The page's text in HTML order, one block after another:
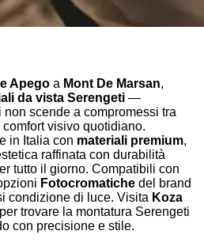
Apego a Mont De Marsan,
da vista Serengeti —
scende a compromessi tra
comfort visivo quotidiano.
in Italia con materiali premium,
raffinata con durabilità
tutto il giorno. Compatibili con
Fotocromatiche del brand
condizione di luce. Visita Koza
per trovare la montatura Serengeti
con precisione e stile.